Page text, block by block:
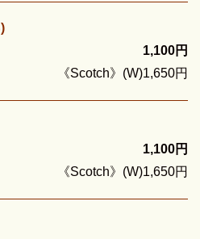
1,100円
《Scotch》(W)1,650円
1,100円
《Scotch》(W)1,650円